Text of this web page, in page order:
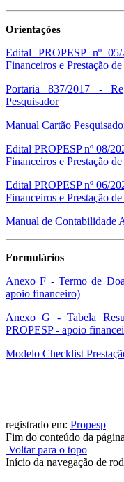
Orientações
Edital PROPESP nº
Financeiros e Prestação
Portaria 837/2017 -
Pesquisador
Manual Cartão
Edital PROPESP nº 08/
Financeiros e Prestação
Edital PROPESP nº 06/
Financeiros e Prestação
Manual de Contabilidade
Formulários
Anexo F - Termo de
apoio financeiro)
Anexo G - Tabela
PROPESP - apoio
Modelo Checklist
registrado em: Propesp
Fim do conteúdo da página
Voltar para o topo
Início da navegação de